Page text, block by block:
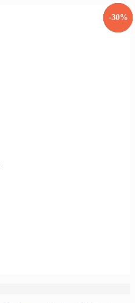
-13%
-9%
-13%
-17%
-50%
-30%